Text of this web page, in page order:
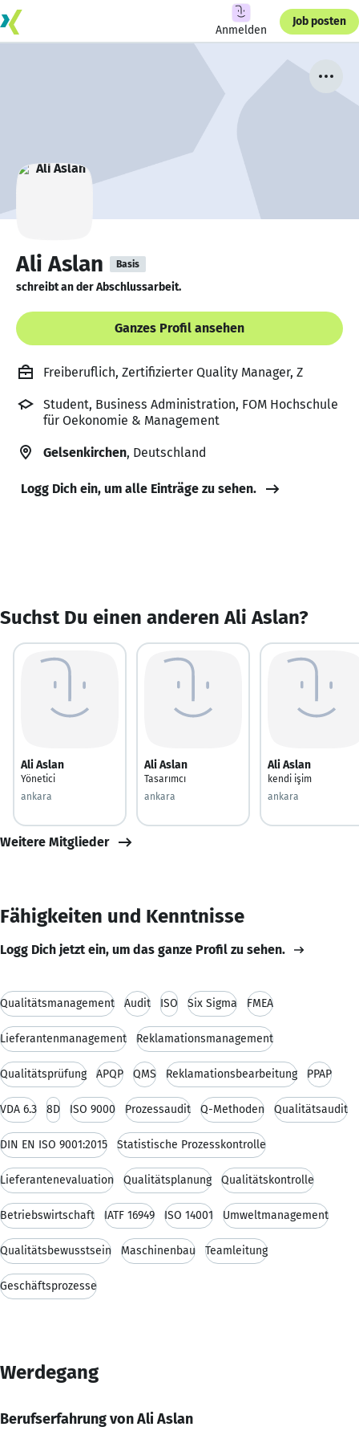
Anmelden
Job posten
Ali Aslan Basis
schreibt an der Abschlussarbeit.
Ganzes Profil ansehen
Freiberuflich, Zertifizierter Quality Manager, Z
Student, Business Administration, FOM Hochschule
für Oekonomie & Management
Gelsenkirchen, Deutschland
Logg Dich ein, um alle Einträge zu sehen.
Suchst Du einen anderen Ali Aslan?
Ali Aslan
Yönetici
ankara
Ali Aslan
Tasarımcı
ankara
Ali Aslan
kendi işim
ankara
Weitere Mitglieder
Fähigkeiten und Kenntnisse
Logg Dich jetzt ein, um das ganze Profil zu sehen.
Qualitätsmanagement Audit ISO Six Sigma FMEA
Lieferantenmanagement Reklamationsmanagement
Qualitätsprüfung APQP QMS Reklamationsbearbeitung PPAP
VDA 6.3 8D ISO 9000 Prozessaudit Q-Methoden Qualitätsaudit
DIN EN ISO 9001:2015 Statistische Prozesskontrolle
Lieferantenevaluation Qualitätsplanung Qualitätskontrolle
Betriebswirtschaft IATF 16949 ISO 14001 Umweltmanagement
Qualitätsbewusstsein Maschinenbau Teamleitung
Geschäftsprozesse
Werdegang
Berufserfahrung von Ali Aslan